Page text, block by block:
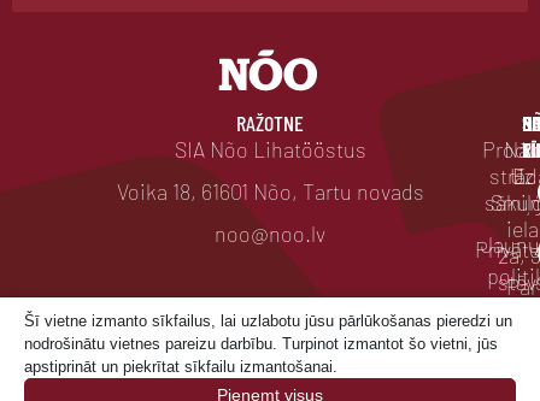
RAŽOTNE
SIA Nõo Lihatööstus
Voika 18, 61601 Nõo, Tartu novads
noo@noo.lv
E.
iela
2a,
Uz
Par
Nāc
Šī vietne izmanto sīkfailus, lai uzlabotu jūsu pārlūkošanas pieredzi un
nodrošinātu vietnes pareizu darbību. Turpinot izmantot šo vietni, jūs
apstiprināt un piekrītat sīkfailu izmantošanai.
Pieņemt visus